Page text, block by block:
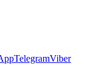
TelegramViber